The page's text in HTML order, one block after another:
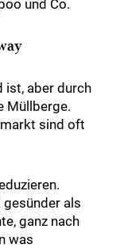
und Co.
ist, aber durch
Müllberge.
sind oft
als
ganz nach
was